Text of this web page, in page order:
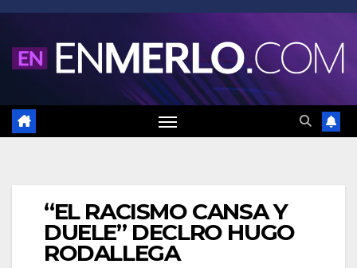
Saltar
contenido
“EL RACISMO CANSA Y
DUELE” DECLRO HUGO
RODALLEGA